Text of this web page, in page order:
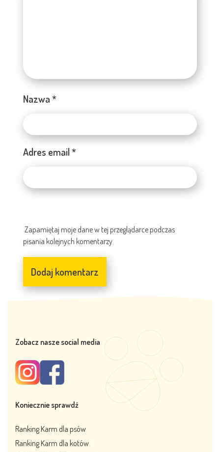
Nazwa*
Adres email*
Zapamiętaj moje dane w tej przeglądarce podczas
pisania kolejnych komentarzy.
Zobacz nasze social media
Koniecznie sprawdź
Ranking Karm dla psów
Ranking Karm dla kotów